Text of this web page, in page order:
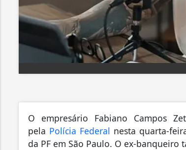
O empresário Fabiano Campos
pela Polícia Federal nesta quarta-
da PF em São Paulo. O ex-